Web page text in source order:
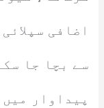
اضافی
سے بچا جا
پیداوار